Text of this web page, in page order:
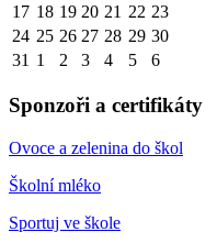
17 18 19 20 21 22 23
24 25 26 27 28 29 30
31 1 2 3 4 5 6
Sponzoři a certifikáty
Ovoce a zelenina do škol
Školní mléko
Sportuj ve škole